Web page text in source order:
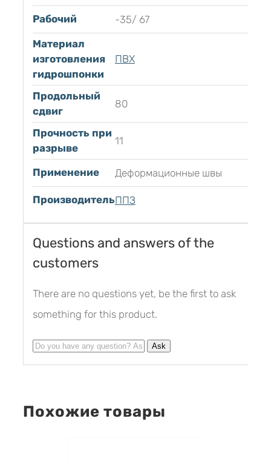
Рабочий
-35/ 67
Материал
изготовления
гидрошпонки
ПВХ
Продольный
сдвиг
80
Прочность при
разрыве
11
Применение Деформационные швы
ПроизводительППЗ
Questions and answers of the
customers
There are no questions yet, be the first to ask
something for this product.
Похожие товары